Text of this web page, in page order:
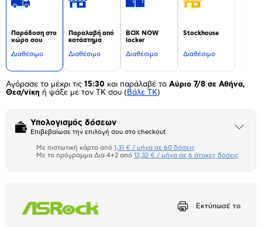
Παράδοση στο
χώρο σου
Διαθέσιμο
Παραλαβή από
κατάστημα
Διαθέσιμο
BOX NOW
locker
Διαθέσιμο
Stockhouse
Διαθέσιμο
Αγόρασε το μέχρι τις 15:30 και παράλαβέ το Αύριο 7/8 σε Αθήνα,
Θεσ/νίκη ή ψάξε με τον ΤΚ σου ( Βάλε ΤΚ)
Υπολογισμός δόσεων
Επιβεβαίωσε την επιλογή σου στο checkout
Άνοιξε
Πιστωτική κάρτα
Αριθμός δόσεων
Με πιστωτική κάρτα από 1,31 € / μήνα σε 60 δόσεις
Με το πρόγραμμα Δια 4+2 από 12,32 € / μήνα σε 6 άτοκες δόσεις
Εκτύπωσέ το